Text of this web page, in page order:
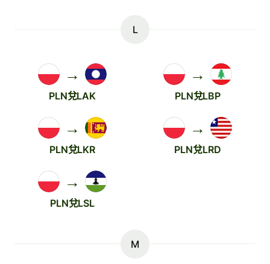
L
→
PLN兌LAK
→
PLN兌LBP
→
PLN兌LKR
→
PLN兌LRD
→
PLN兌LSL
M